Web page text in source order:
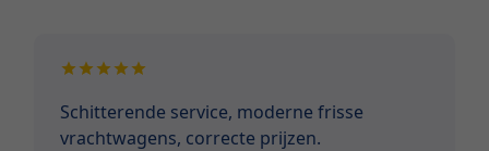
Schitterende service, moderne frisse
vrachtwagens, correcte prijzen.